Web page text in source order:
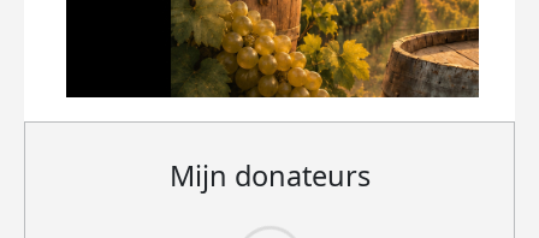
Mijn donateurs